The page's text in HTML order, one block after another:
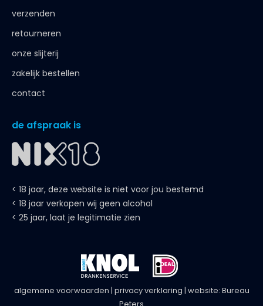
verzenden
retourneren
onze slijterij
zakelijk bestellen
contact
de afspraak is
< 18 jaar, deze website is niet voor jou bestemd
< 18 jaar verkopen wij geen alcohol
< 25 jaar, laat je legitimatie zien
algemene voorwaarden | privacy verklaring | website: Bureau